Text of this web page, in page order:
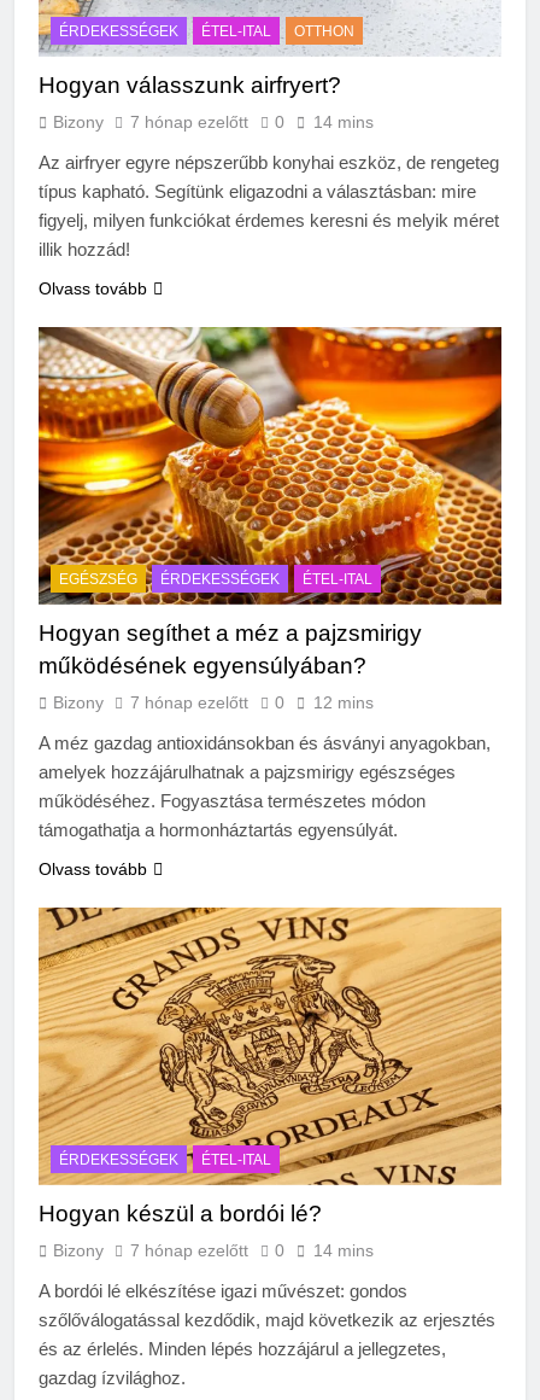
Zöld fal készítése otthon lépésről
lépésre
3 Hét Ezelőtt
ÉRDEKESSÉGEK ÉTEL-ITAL OTTHON
Hogyan válasszunk airfryert?
Bizony 7 hónap ezelőtt 0 14 mins
Az airfryer egyre népszerűbb konyhai eszköz, de rengeteg
típus kapható. Segítünk eligazodni a választásban: mire
figyelj, milyen funkciókat érdemes keresni és melyik méret
illik hozzád!
Olvass tovább
EGÉSZSÉG ÉRDEKESSÉGEK ÉTEL-ITAL
Hogyan segíthet a méz a pajzsmirigy
működésének egyensúlyában?
Bizony 7 hónap ezelőtt 0 12 mins
A méz gazdag antioxidánsokban és ásványi anyagokban,
amelyek hozzájárulhatnak a pajzsmirigy egészséges
működéséhez. Fogyasztása természetes módon
támogathatja a hormonháztartás egyensúlyát.
Olvass tovább
ÉRDEKESSÉGEK ÉTEL-ITAL
Hogyan készül a bordói lé?
Bizony 7 hónap ezelőtt 0 14 mins
A bordói lé elkészítése igazi művészet: gondos
szőlőválogatással kezdődik, majd következik az erjesztés
és az érlelés. Minden lépés hozzájárul a jellegzetes,
gazdag ízvilághoz.